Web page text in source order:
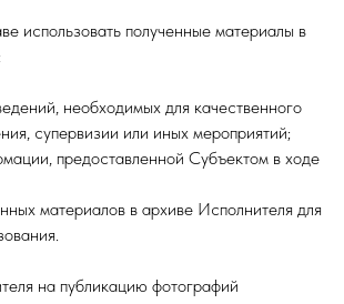
использовать полученные материалы в
необходимых для качественного
супервизии или иных мероприятий;
предоставленной Субъектом в ходе
материалов в архиве Исполнителя для
на публикацию фотографий